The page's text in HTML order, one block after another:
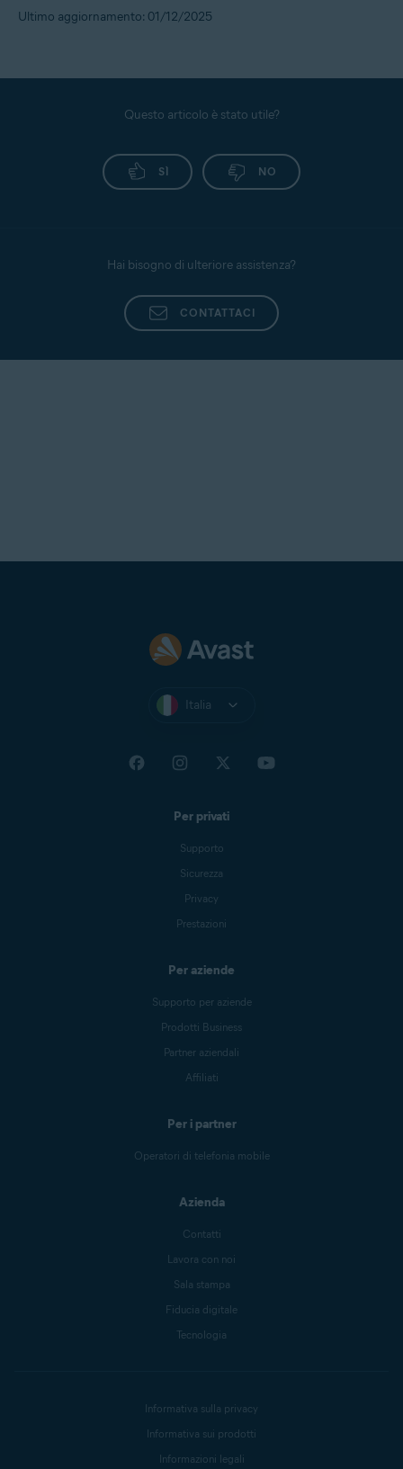
Ultimo aggiornamento: 01/12/2025
Questo articolo è stato utile?
SÌ NO
Hai bisogno di ulteriore assistenza?
CONTATTACI
Italia
Per privati
Supporto
Sicurezza
Privacy
Prestazioni
Per aziende
Supporto per aziende
Prodotti Business
Partner aziendali
Affiliati
Per i partner
Operatori di telefonia mobile
Azienda
Contatti
Lavora con noi
Sala stampa
Fiducia digitale
Tecnologia
Informativa sulla privacy
Informativa sui prodotti
Informazioni legali